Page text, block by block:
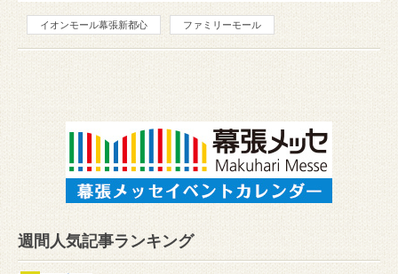
イオンモール幕張新都心 ファミリーモール
週間人気記事ランキング